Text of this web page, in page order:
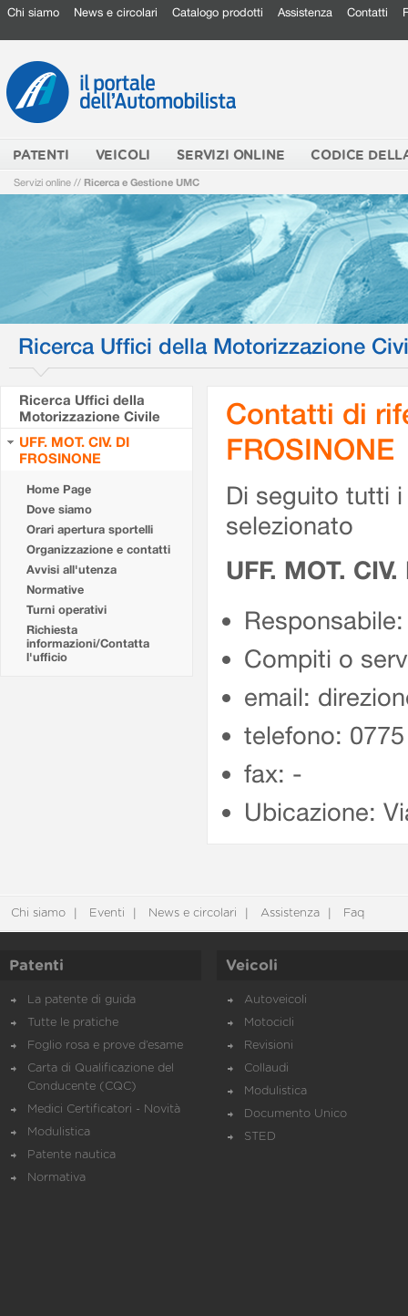
Chi siamo News e circolari Catalogo prodotti Assistenza Contatti
PATENTI VEICOLI SERVIZI ONLINE CODICE
Servizi online // Ricerca e Gestione UMC
Ricerca Uffici della Motorizzazione
Ricerca Uffici della
Motorizzazione Civile
UFF. MOT. CIV. DI
FROSINONE
Home Page
Dove siamo
Orari apertura sportelli
Organizzazione e contatti
Avvisi all'utenza
Normative
Turni operativi
Richiesta
informazioni/Contatta
l'ufficio
Contatti di
FROSINONE
Di seguito tutti
selezionato
UFF. MOT.
Compiti o
email:
telefono:
fax: -
Ubicazione:
Chi siamo Eventi News e circolari Assistenza Faq
Patenti
La patente di guida
Tutte le pratiche
Foglio rosa e prove d’esame
Carta di Qualificazione del
Conducente (CQC)
Medici Certificatori - Novità
Modulistica
Patente nautica
Normativa
Veicoli
Autoveicoli
Motocicli
Revisioni
Collaudi
Modulistica
Documento Unico
STED